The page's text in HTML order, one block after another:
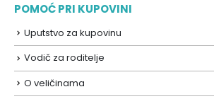
POMOĆ PRI KUPOVINI
Uputstvo za kupovinu
Vodič za roditelje
O veličinama